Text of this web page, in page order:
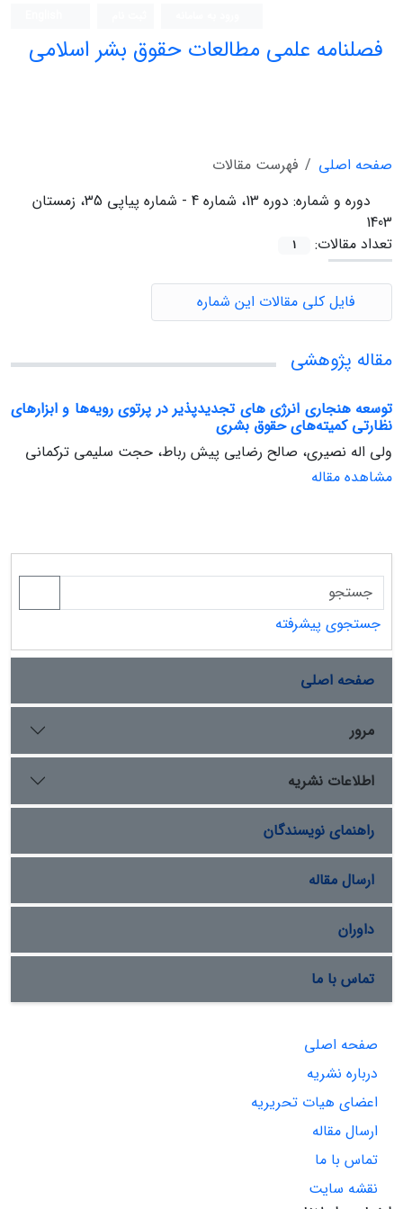
فصلنامه علمی مطالعات حقوق بشر اسلامی
صفحه اصلی
فهرست مقالات
دوره و شماره:
دوره 13، شماره 4 - شماره پیاپی 35، زمستان
1403
تعداد مقالات:
1
فایل کلی مقالات این شماره
مقاله پژوهشی
توسعه هنجاری انرژی های تجدیدپذیر در پرتوی رویه‌ها و ابزارهای
نظارتی کمیته‌های حقوق بشری
ولی اله نصیری، صالح رضایی پیش رباط، حجت سلیمی ترکمانی
مشاهده مقاله
جستجوی پیشرفته
صفحه اصلی
مرور
اطلاعات نشریه
راهنمای نویسندگان
ارسال مقاله
داوران
تماس با ما
صفحه اصلی
درباره نشریه
اعضای هیات تحریریه
ارسال مقاله
تماس با ما
نقشه سایت